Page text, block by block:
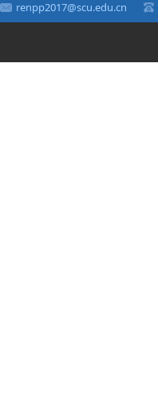
renpp2017@scu.edu.cn